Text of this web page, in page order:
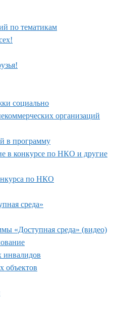
по тематикам
социально
организаций
в программу
в конкурсе по НКО и другие
по НКО
среда»
«Доступная среда» (видео)
инвалидов
объектов